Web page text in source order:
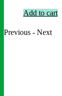
Add to cart
Previous - Next